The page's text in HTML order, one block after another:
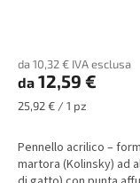
da 10,32 € IVA esclusa
da 12,59 €
Prezzo
25,92 € / 1 pz
Pennello acrilico –
martora (Kolinsky) ad